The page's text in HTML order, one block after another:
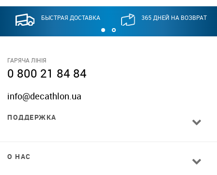
БЫСТРАЯ ДОСТАВКА 365 ДНЕЙ НА ВОЗВРАТ
ГАРЯЧА ЛІНІЯ
0 800 21 84 84
info@decathlon.ua
ПОДДЕРЖКА
О НАС